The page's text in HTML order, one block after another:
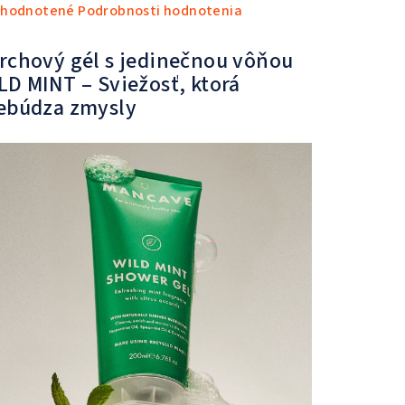
Podrobnosti hodnotenia
gél s jedinečnou vôňou
MINT – Sviežosť, ktorá
zmysly